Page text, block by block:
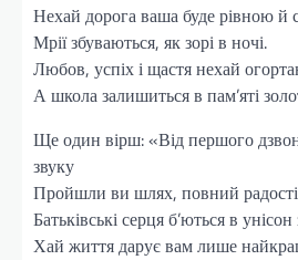
Нехай дорога ваша буде рівною й
Мрії збуваються, як зорі в ночі.
Любов, успіх і щастя нехай
А школа залишиться в пам’яті
Ще один вірш: «Від першого
звуку
Пройшли ви шлях, повний
Батьківські серця б’ються в
Хай життя дарує вам лише